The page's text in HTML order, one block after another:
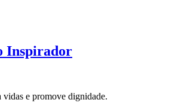
Inspirador
vidas e promove dignidade.